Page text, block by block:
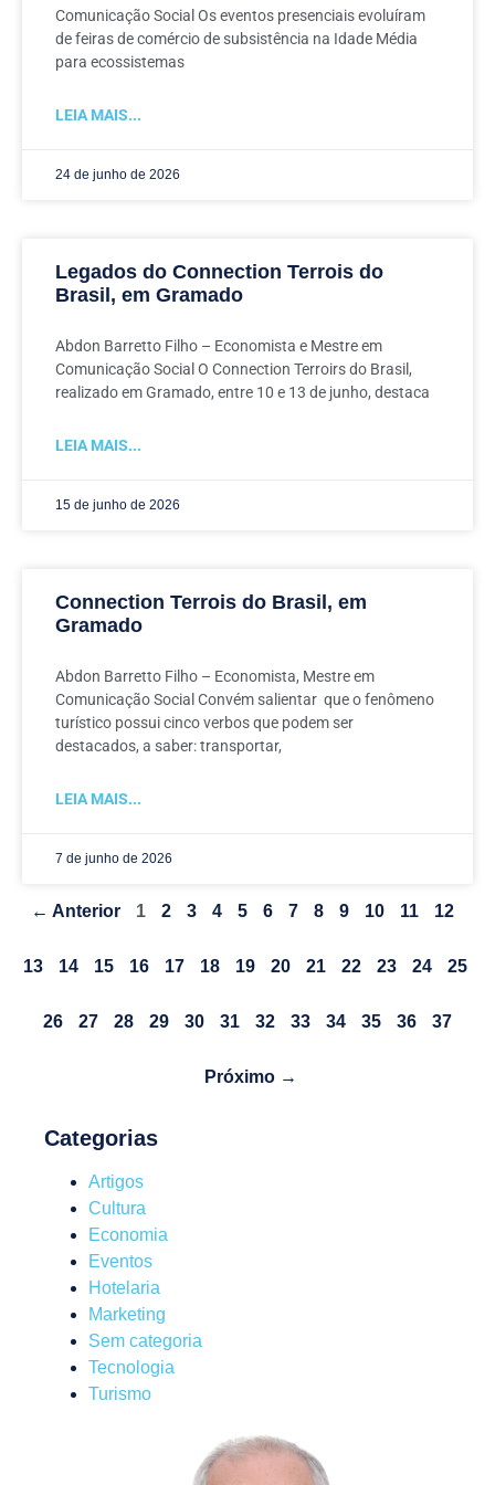
Comunicação Social Os eventos presenciais evoluíram
de feiras de comércio de subsistência na Idade Média
para ecossistemas
LEIA MAIS...
24 de junho de 2026
Legados do Connection Terrois do
Brasil, em Gramado
Abdon Barretto Filho – Economista e Mestre em
Comunicação Social O Connection Terroirs do Brasil,
realizado em Gramado, entre 10 e 13 de junho, destaca
LEIA MAIS...
15 de junho de 2026
Connection Terrois do Brasil, em
Gramado
Abdon Barretto Filho – Economista, Mestre em
Comunicação Social Convém salientar que o fenômeno
turístico possui cinco verbos que podem ser
destacados, a saber: transportar,
LEIA MAIS...
7 de junho de 2026
← Anterior 1 2 3 4 5 6 7 8 9 10 11 12
13 14 15 16 17 18 19 20 21 22 23 24 25
26 27 28 29 30 31 32 33 34 35 36 37
Próximo →
Categorias
Artigos
Cultura
Economia
Eventos
Hotelaria
Marketing
Sem categoria
Tecnologia
Turismo